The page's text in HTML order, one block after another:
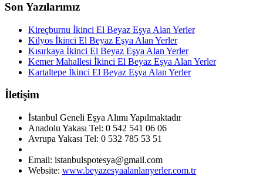
Son Yazılarımız
Kireçburnu İkinci El Beyaz Eşya Alan Yerler
Kilyos İkinci El Beyaz Eşya Alan Yerler
Kısırkaya İkinci El Beyaz Eşya Alan Yerler
Kemer Mahallesi İkinci El Beyaz Eşya Alan Yerler
Kartaltepe İkinci El Beyaz Eşya Alan Yerler
İletişim
İstanbul Geneli Eşya Alımı Yapılmaktadır
Anadolu Yakası Tel: 0 542 541 06 06
Avrupa Yakası Tel: 0 532 785 53 51
Email: istanbulspotesya@gmail.com
Website: www.beyazesyaalanlanyerler.com.tr